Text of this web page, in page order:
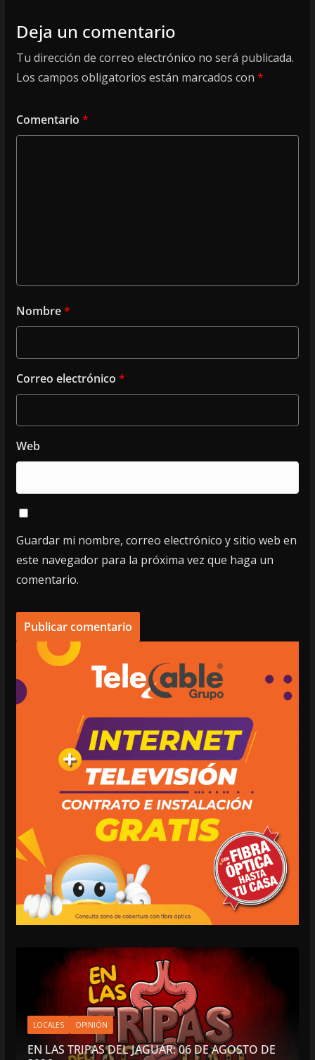
Deja un comentario
Tu dirección de correo electrónico no será publicada.
Los campos obligatorios están marcados con *
Comentario *
Nombre*
Correo electrónico *
Web
Guardar mi nombre, correo electrónico y sitio web en
este navegador para la próxima vez que haga un
comentario.
LOCALES OPINIÓN
EN LAS TRIPAS DEL JAGUAR: 06 DE AGOSTO DE